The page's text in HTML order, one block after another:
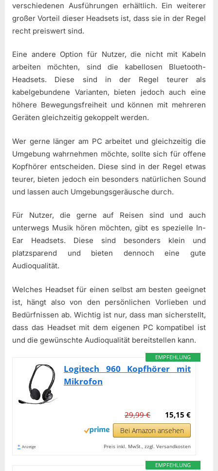
verschiedenen Ausführungen erhältlich. Ein weiterer
großer Vorteil dieser Headsets ist, dass sie in der Regel
recht preiswert sind.
Eine andere Option für Nutzer, die nicht mit Kabeln
arbeiten möchten, sind die kabellosen Bluetooth-
Headsets. Diese sind in der Regel teurer als
kabelgebundene Varianten, bieten jedoch auch eine
höhere Bewegungsfreiheit und können mit mehreren
Geräten gleichzeitig gekoppelt werden.
Wer gerne länger am PC arbeitet und gleichzeitig die
Umgebung wahrnehmen möchte, sollte sich für offene
Kopfhörer entscheiden. Diese sind in der Regel etwas
teurer, bieten jedoch ein besonders natürlichen Sound
und lassen auch Umgebungsgeräusche durch.
Für Nutzer, die gerne auf Reisen sind und auch
unterwegs Musik hören möchten, gibt es spezielle In-
Ear Headsets. Diese sind besonders klein und
platzsparend und bieten dennoch eine gute
Audioqualität.
Welches Headset für einen selbst am besten geeignet
ist, hängt also von den persönlichen Vorlieben und
Bedürfnissen ab. Wichtig ist nur, dass man sicherstellt,
dass das Headset mit dem eigenen PC kompatibel ist
und die gewünschte Audioqualität bereitstellen kann.
EMPFEHLUNG
Logitech 960 Kopfhörer mit
Mikrofon
15,15 €
29,99 €
Bei Amazon ansehen
* Anzeige Preis inkl. MwSt., zzgl. Versandkosten
EMPFEHLUNG